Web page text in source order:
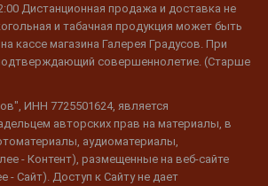
Дистанционная продажа и доставка не
и табачная продукция может быть
кассе магазина Галерея Градусов. При
совершеннолетие. (Старше
ИНН 7725501624, является
авторских прав на материалы, в
аудиоматериалы,
- Контент), размещенные на веб-сайте
- Сайт). Доступ к Сайту не дает